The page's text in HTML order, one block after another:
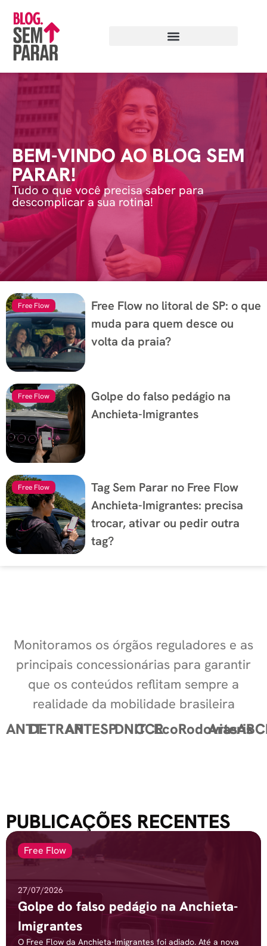
BEM-VINDO AO BLOG SEM
PARAR!
Tudo o que você precisa saber para
descomplicar a sua rotina!
Free Flow
Free Flow no litoral de SP: o que
muda para quem desce ou
volta da praia?
Free Flow
Golpe do falso pedágio na
Anchieta-Imigrantes
Free Flow
Tag Sem Parar no Free Flow
Anchieta-Imigrantes: precisa
trocar, ativar ou pedir outra
tag?
Monitoramos os órgãos reguladores e as
principais concessionárias para garantir
que os conteúdos reflitam sempre a
realidade da mobilidade brasileira
ANTTDETRANARTESPDNITCCREcoRodovias
Arteris
PUBLICAÇÕES RECENTES
Free Flow
27/07/2026
Golpe do falso pedágio na Anchieta-
Imigrantes
O Free Flow da Anchieta-Imigrantes foi adiado. Até a nova